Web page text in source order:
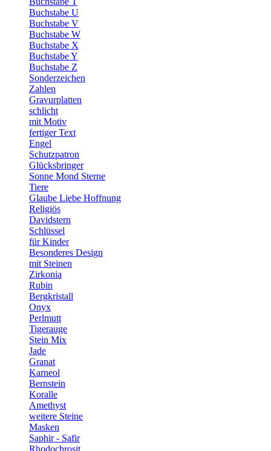
Buchstabe U
Buchstabe V
Buchstabe W
Buchstabe X
Buchstabe Y
Buchstabe Z
Sonderzeichen
Zahlen
Gravurplatten
schlicht
mit Motiv
fertiger Text
Engel
Schutzpatron
Glücksbringer
Sonne Mond Sterne
Tiere
Glaube Liebe Hoffnung
Religiös
Davidstern
Schlüssel
für Kinder
Besonderes Design
mit Steinen
Zirkonia
Rubin
Bergkristall
Onyx
Perlmutt
Tigerauge
Stein Mix
Jade
Granat
Karneol
Bernstein
Koralle
Amethyst
weitere Steine
Masken
Saphir - Safir
Rhodochrosit